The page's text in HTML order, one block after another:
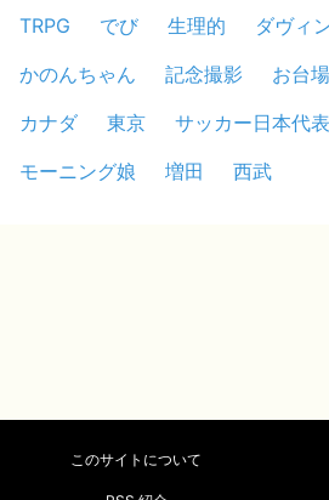
TRPG
でび 生理的 ダヴィ
かのんちゃん
記念撮影 お台場
カナダ
東京 サッカー日本代表
モーニング娘
増田 西武
このサイトについて